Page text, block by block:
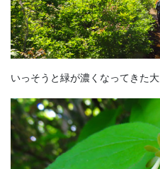
いっそうと緑が濃くなってきた